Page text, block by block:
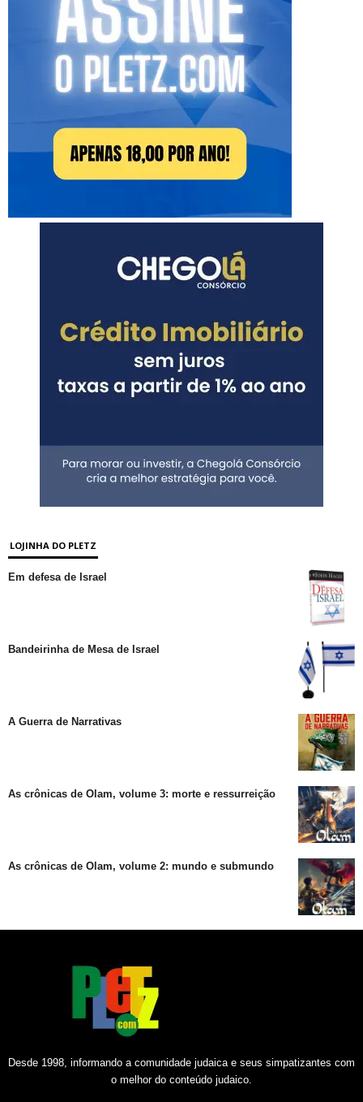
LOJINHA DO PLETZ
Em defesa de Israel
Bandeirinha de Mesa de Israel
A Guerra de Narrativas
As crônicas de Olam, volume 3: morte e ressurreição
As crônicas de Olam, volume 2: mundo e submundo
Desde 1998, informando a comunidade judaica e seus simpatizantes com
o melhor do conteúdo judaico.